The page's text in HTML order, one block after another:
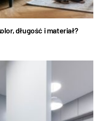
długość i materiał?